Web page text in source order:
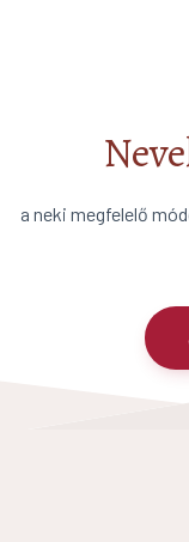
a neki megfelelő